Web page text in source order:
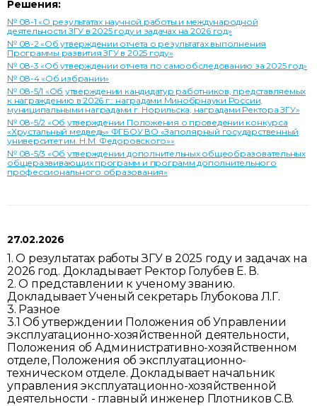
Решения:
№ 08-1 «О результатах научной работы и международной
деятельности ЗГУ в 2025 году и задачах на 2026 год»
№ 08-2 «Об утверждении отчета о результатах выполнения
Программы развития ЗГУ в 2025 году»
№ 08-3 «Об утверждении отчета по самообследованию за 2025 год»
№ 08-4 «Об избрании»
№ 08-5/1 «Об утверждении кандидатур работников, представляемых
к награждению в 2026 г.: наградами Минобрнауки России,
муниципальными наградами г. Норильска, наградами Ректора ЗГУ»
№ 08-5/2 «Об утверждении Положения о проведении конкурса
«Хрустальный медведь» ФГБОУ ВО «Заполярный государственный
университет им. Н.М. Федоровского»»
№ 08-5/3 «Об утверждении дополнительных общеобразовательных
общеразвивающих программ и программ дополнительного
профессионального образования»
27.02.2026
1. О результатах работы ЗГУ в 2025 году и задачах на
2026 год. Докладывает Ректор Голубев Е. В.
2. О представлении к ученому званию.
Докладывает Ученый секретарь Глубокова Л.Г.
3. Разное
3.1 Об утверждении Положения об Управлении
эксплуатационно-хозяйственной деятельности,
Положения об Административно-хозяйственном
отделе, Положения об эксплуатационно-
техническом отделе. Докладывает начальник
управления эксплуатационно-хозяйственной
деятельности - главный инженер Плотников С.В.